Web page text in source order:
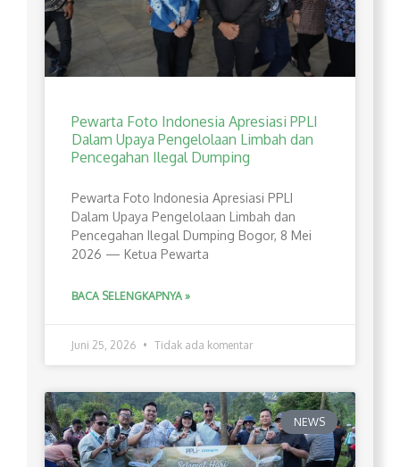
Pewarta Foto Indonesia Apresiasi PPLI
Dalam Upaya Pengelolaan Limbah dan
Pencegahan Ilegal Dumping
Pewarta Foto Indonesia Apresiasi PPLI
Dalam Upaya Pengelolaan Limbah dan
Pencegahan Ilegal Dumping Bogor, 8 Mei
2026 — Ketua Pewarta
BACA SELENGKAPNYA »
Juni 25, 2026 Tidak ada komentar
NEWS